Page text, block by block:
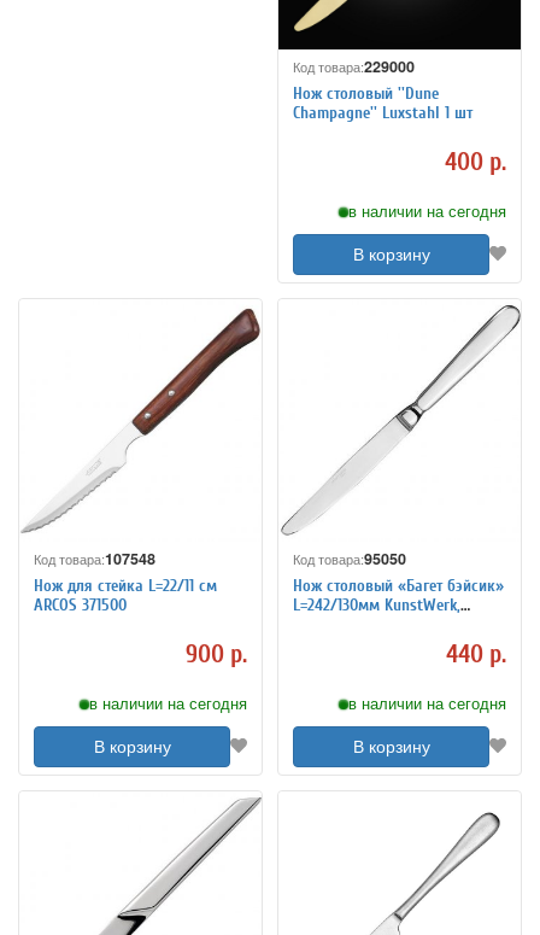
Код товара:229000
Нож столовый ''Dune
Champagne'' Luxstahl 1 шт
400 р.
в наличии на сегодня
В корзину
Код товара:107548
Нож для стейка L=22/11 см
ARCOS 371500
900 р.
в наличии на сегодня
В корзину
Код товара:95050
Нож столовый «Багет бэйсик»
L=242/130мм KunstWerk,
440 р.
в наличии на сегодня
В корзину